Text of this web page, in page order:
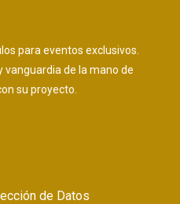
para eventos exclusivos.
vanguardia de la mano de
su proyecto.
de Datos